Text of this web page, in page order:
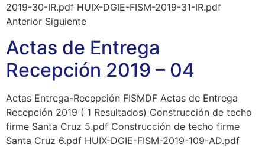
2019-30-IR.pdf HUIX-DGIE-FISM-2019-31-IR.pdf
Anterior Siguiente
Actas de Entrega
Recepción 2019 – 04
Actas Entrega-Recepción FISMDF Actas de Entrega
Recepción 2019 ( 1 Resultados) Construcción de techo
firme Santa Cruz 5.pdf Construcción de techo firme
Santa Cruz 6.pdf HUIX-DGIE-FISM-2019-109-AD.pdf